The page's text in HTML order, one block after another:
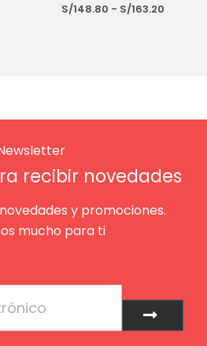
S/148.80 - S/163.20
recibir novedades
y promociones.
mucho para ti
Enviar